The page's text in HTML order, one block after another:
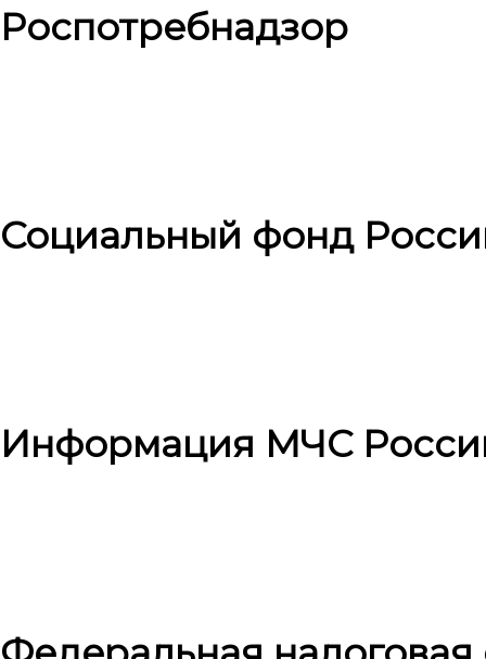
Роспотребнадзор
Социальный фонд
Информация МЧС